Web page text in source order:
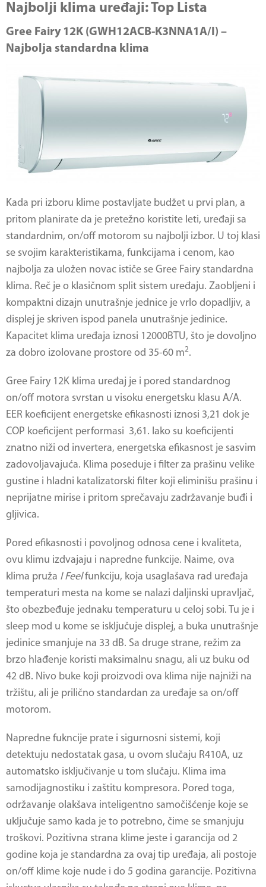
Najbolji klima uređaji: Top Lista
Gree Fairy 12K (GWH12ACB-K3NNA1A/I) –
Najbolja standardna klima
Kada pri izboru klime postavljate budžet u prvi plan, a
pritom planirate da je pretežno koristite leti, uređaji sa
standardnim, on/off motorom su najbolji izbor. U toj klasi
se svojim karakteristikama, funkcijama i cenom, kao
najbolja za uložen novac ističe se Gree Fairy standardna
klima. Reč je o klasičnom split sistem uređaju. Zaobljeni i
kompaktni dizajn unutrašnje jednice je vrlo dopadljiv, a
displej je skriven ispod panela unutrašnje jedinice.
Kapacitet klima uređaja iznosi 12000BTU, što je dovoljno
za dobro izolovane prostore od 35-60 m2.
Gree Fairy 12K klima uređaj je i pored standardnog
on/off motora svrstan u visoku energetsku klasu A/A.
EER koeficijent energetske efikasnosti iznosi 3,21 dok je
COP koeficijent performasi 3,61. Iako su koeficijenti
znatno niži od invertera, energetska efikasnost je sasvim
zadovoljavajuća. Klima poseduje i filter za prašinu velike
gustine i hladni katalizatorski filter koji eliminišu prašinu i
neprijatne mirise i pritom sprečavaju zadržavanje buđi i
gljivica.
Pored efikasnosti i povoljnog odnosa cene i kvaliteta,
ovu klimu izdvajaju i napredne funkcije. Naime, ova
klima pruža I Feelfunkciju, koja usaglašava rad uređaja
temperaturi mesta na kome se nalazi daljinski upravljač,
što obezbeđuje jednaku temperaturu u celoj sobi. Tu je i
sleep mod u kome se isključuje displej, a buka unutrašnje
jedinice smanjuje na 33 dB. Sa druge strane, režim za
brzo hlađenje koristi maksimalnu snagu, ali uz buku od
42 dB. Nivo buke koji proizvodi ova klima nije najniži na
tržištu, ali je prilično standardan za uređaje sa on/off
motorom.
Napredne fukncije prate i sigurnosni sistemi, koji
detektuju nedostatak gasa, u ovom slučaju R410A, uz
automatsko isključivanje u tom slučaju. Klima ima
samodijagnostiku i zaštitu kompresora. Pored toga,
održavanje olakšava inteligentno samočišćenje koje se
uključuje samo kada je to potrebno, čime se smanjuju
troškovi. Pozitivna strana klime jeste i garancija od 2
godine koja je standardna za ovaj tip uređaja, ali postoje
on/off klime koje nude i do 5 godina garancije. Pozitivna